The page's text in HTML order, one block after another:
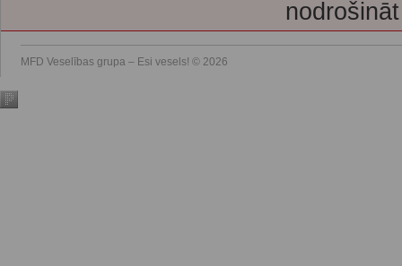
MFD Veselības grupa – Esi vesels! © 2026